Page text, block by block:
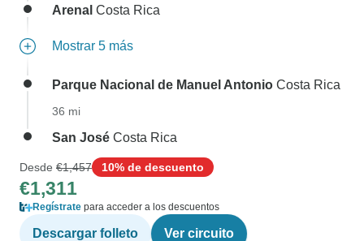
Arenal Costa Rica
Mostrar 5 más
Parque Nacional de Manuel Antonio Costa Rica
36 mi
San José Costa Rica
Desde €1,457 10% de descuento
€1,311
Regístrate para acceder a los descuentos
Descargar folleto Ver circuito